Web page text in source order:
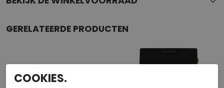
GERELATEERDE PRODUCTEN
COOKIES.